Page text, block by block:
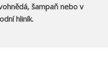
šampaň nebo v
hliník.